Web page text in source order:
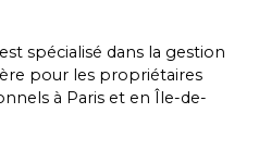
est spécialisé dans la gestion
pour les propriétaires
à Paris et en Île-de-